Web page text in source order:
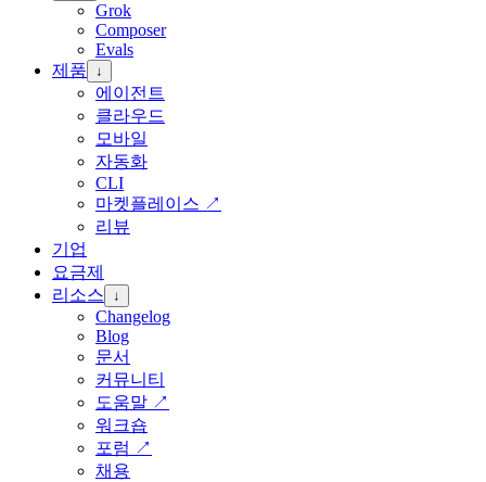
Grok
Composer
Evals
제품
↓
에이전트
클라우드
모바일
자동화
CLI
마켓플레이스 ↗
리뷰
기업
요금제
리소스
↓
Changelog
Blog
문서
커뮤니티
도움말 ↗
워크숍
포럼 ↗
채용